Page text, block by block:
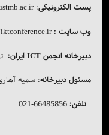
پست الکترونیکی:
وب سایت :
دبیرخانه انجمن ICT ایران:
مسئول دبیرخانه: سمیه
تلفن: